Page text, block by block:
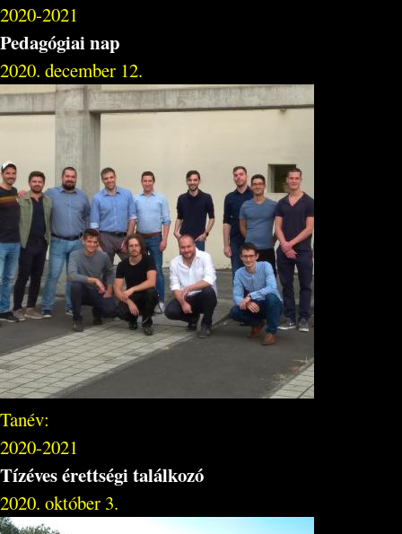
2020-2021
Pedagógiai nap
2020. december 12.
Tanév:
2020-2021
Tízéves érettségi találkozó
2020. október 3.